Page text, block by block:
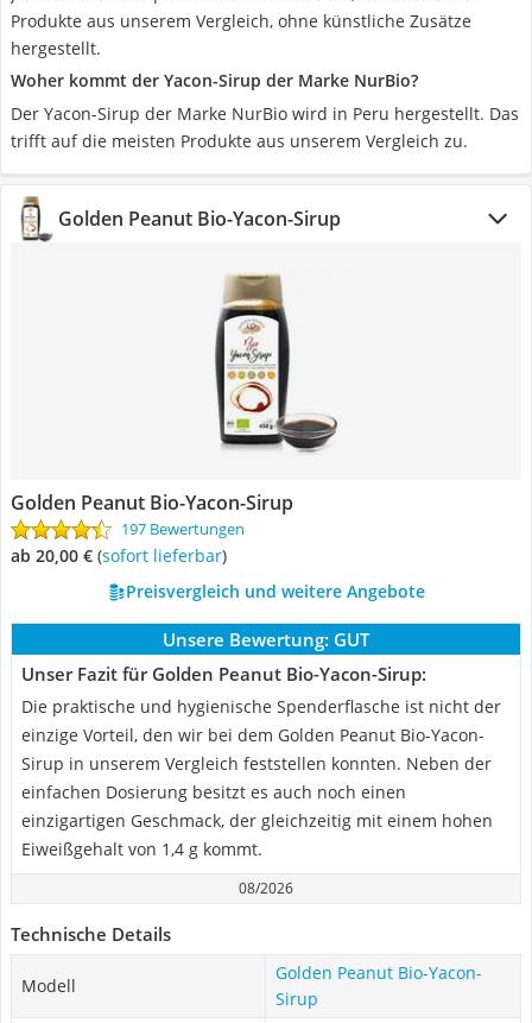
Produkte aus unserem Vergleich, ohne künstliche Zusätze
hergestellt.
Woher kommt der Yacon-Sirup der Marke NurBio?
Der Yacon-Sirup der Marke NurBio wird in Peru hergestellt. Das
trifft auf die meisten Produkte aus unserem Vergleich zu.
Golden Peanut Bio-Yacon-Sirup
Golden Peanut Bio-Yacon-Sirup
197 Bewertungen
ab 20,00 € ( Sofort lieferbar)
Preisvergleich und weitere Angebote
Unsere Bewertung: GUT
Unser Fazit für Golden Peanut Bio-Yacon-Sirup:
Die praktische und hygienische Spenderflasche ist nicht der
einzige Vorteil, den wir bei dem Golden Peanut Bio-Yacon-
Sirup in unserem Vergleich feststellen konnten. Neben der
einfachen Dosierung besitzt es auch noch einen
einzigartigen Geschmack, der gleichzeitig mit einem hohen
Eiweißgehalt von 1,4 g kommt.
08/2026
Technische Details
Modell
Golden Peanut Bio-Yacon-
Sirup